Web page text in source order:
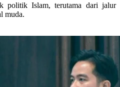
politik Islam, terutama dari jalur
muda.